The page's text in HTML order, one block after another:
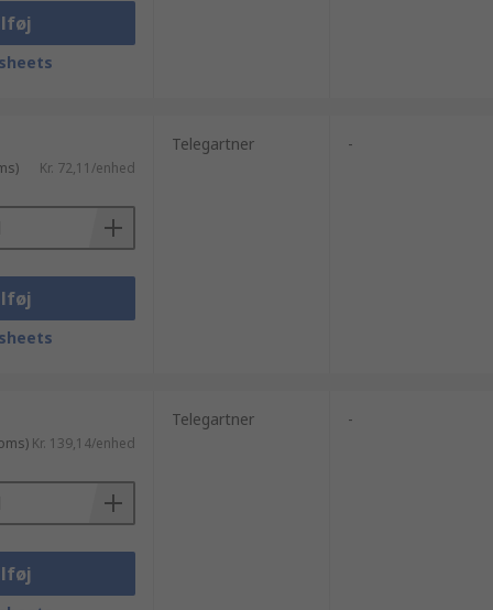
Kr. 72,11/enhed
Telegartner -
Kr. 139,14/enhed
Telegartner -